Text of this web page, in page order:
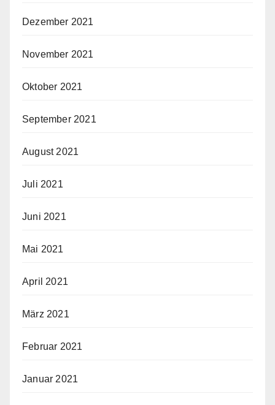
Dezember 2021
November 2021
Oktober 2021
September 2021
August 2021
Juli 2021
Juni 2021
Mai 2021
April 2021
März 2021
Februar 2021
Januar 2021